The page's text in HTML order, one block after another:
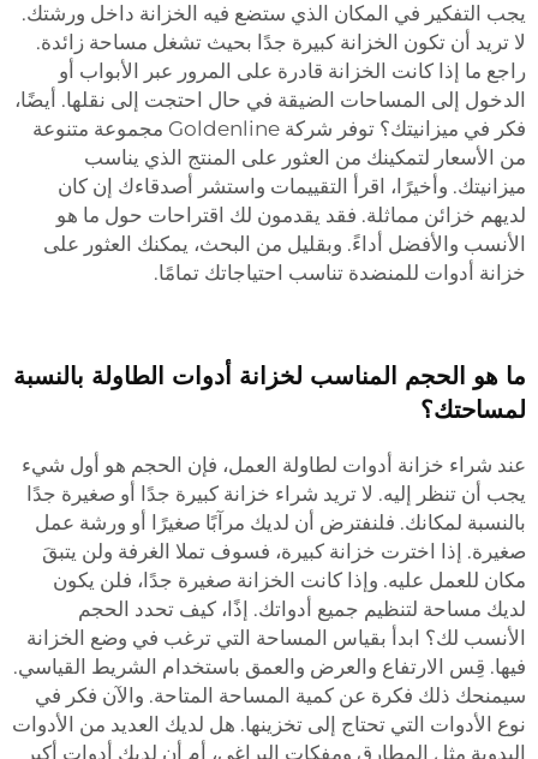
يجب التفكير في المكان الذي ستضع فيه الخزانة داخل ورشتك.
لا تريد أن تكون الخزانة كبيرة جدًا بحيث تشغل مساحة زائدة.
راجع ما إذا كانت الخزانة قادرة على المرور عبر الأبواب أو
الدخول إلى المساحات الضيقة في حال احتجت إلى نقلها. أيضًا،
فكر في ميزانيتك؟ توفر شركة Goldenline مجموعة متنوعة
من الأسعار لتمكينك من العثور على المنتج الذي يناسب
ميزانيتك. وأخيرًا، اقرأ التقييمات واستشر أصدقاءك إن كان
لديهم خزائن مماثلة. فقد يقدمون لك اقتراحات حول ما هو
الأنسب والأفضل أداءً. وبقليل من البحث، يمكنك العثور على
خزانة أدوات للمنضدة تناسب احتياجاتك تمامًا.
ما هو الحجم المناسب لخزانة أدوات الطاولة بالنسبة
لمساحتك؟
عند شراء خزانة أدوات لطاولة العمل، فإن الحجم هو أول شيء
يجب أن تنظر إليه. لا تريد شراء خزانة كبيرة جدًا أو صغيرة جدًا
بالنسبة لمكانك. فلنفترض أن لديك مرآبًا صغيرًا أو ورشة عمل
صغيرة. إذا اخترت خزانة كبيرة، فسوف تملا الغرفة ولن يتبقَ
مكان للعمل عليه. وإذا كانت الخزانة صغيرة جدًا، فلن يكون
لديك مساحة لتنظيم جميع أدواتك. إذًا، كيف تحدد الحجم
الأنسب لك؟ ابدأ بقياس المساحة التي ترغب في وضع الخزانة
فيها. قِس الارتفاع والعرض والعمق باستخدام الشريط القياسي.
سيمنحك ذلك فكرة عن كمية المساحة المتاحة. والآن فكر في
نوع الأدوات التي تحتاج إلى تخزينها. هل لديك العديد من الأدوات
اليدوية مثل المطارق ومفكات البراغي، أم أن لديك أدوات أكبر